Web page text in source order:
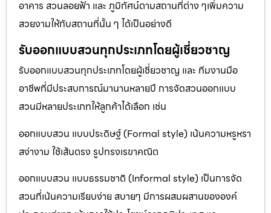
อาคาร สวนลอยฟ้า และ ภูมิทัศน์ตามสถานที่ต่าง ๆเพิ่มความ
สวยงามให้กับสถานที่นั้น ๆ ได้เป็นอย่างดี
รับออกแบบสวนทุกประเภทโดยผู้เชี่ยวชาญ
รับออกแบบสวนทุกประเภทโดยผู้เชี่ยวชาญ และ ทีมงานมือ
อาชีพที่มีประสบการณ์มานานหลายปี การจัดสวนออกแบบ
สวนมีหลายประเภทให้ลูกค้าได้เลือก เช่น
ออกแบบสวน แบบประดิษฐ์ (Formal style) เน้นความหรูหรา
สง่างาม ใช้เส้นตรง รูปทรงเรขาคณิต
ออกแบบสวน แบบธรรมชาติ (Informal style) เป็นการจัด
สวนที่เน้นความเรียบง่าย สบายๆ มีการผสมผสานขององค์